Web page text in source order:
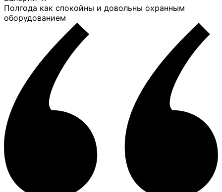
Полгода как спокойны и довольны охранным
оборудованием